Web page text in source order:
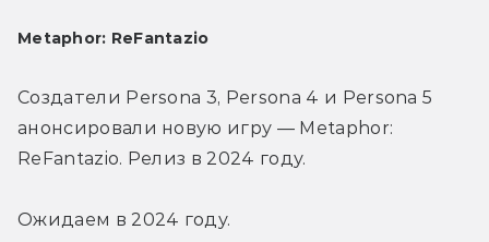
Metaphor: ReFantazio
Создатели Persona 3, Persona 4 и Persona 5
анонсировали новую игру — Metaphor:
ReFantazio. Релиз в 2024 году.
Ожидаем в 2024 году.